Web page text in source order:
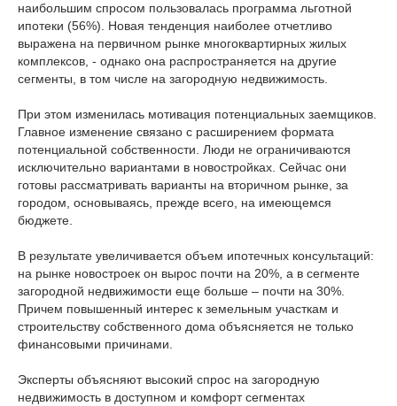
наибольшим спросом пользовалась программа льготной
ипотеки (56%). Новая тенденция наиболее отчетливо
выражена на первичном рынке многоквартирных жилых
комплексов, - однако она распространяется на другие
сегменты, в том числе на загородную недвижимость.
При этом изменилась мотивация потенциальных заемщиков.
Главное изменение связано с расширением формата
потенциальной собственности. Люди не ограничиваются
исключительно вариантами в новостройках. Сейчас они
готовы рассматривать варианты на вторичном рынке, за
городом, основываясь, прежде всего, на имеющемся
бюджете.
В результате увеличивается объем ипотечных консультаций:
на рынке новостроек он вырос почти на 20%, а в сегменте
загородной недвижимости еще больше – почти на 30%.
Причем повышенный интерес к земельным участкам и
строительству собственного дома объясняется не только
финансовыми причинами.
Эксперты объясняют высокий спрос на загородную
недвижимость в доступном и комфорт сегментах